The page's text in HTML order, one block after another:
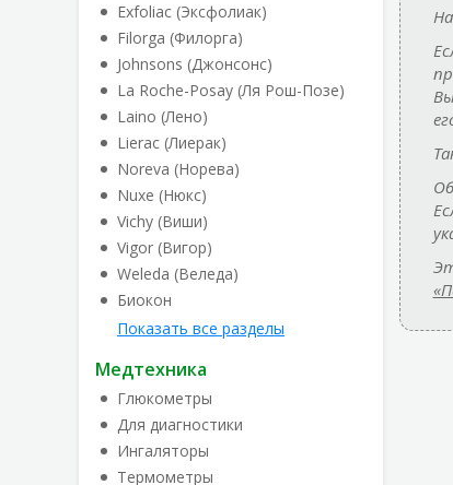
Exfoliac (Эксфолиак)
Filorga (Филорга)
Johnsons (Джонсонс)
La Roche-Posay (Ля Рош-Позе)
Laino (Лено)
Lierac (Лиерак)
Noreva (Норева)
Nuxe (Нюкс)
Vichy (Виши)
Vigor (Вигор)
Weleda (Веледа)
Биокон
Показать все разделы
Медтехника
Глюкометры
Для диагностики
Ингаляторы
Термометры